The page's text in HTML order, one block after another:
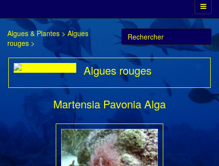
Algues & Plantes > Algues
rouges >
Algues rouges
Martensia Pavonia Alga